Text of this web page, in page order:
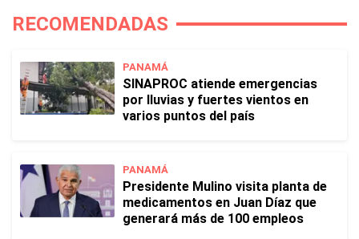
RECOMENDADAS
PANAMÁ
SINAPROC atiende emergencias
por lluvias y fuertes vientos en
varios puntos del país
PANAMÁ
Presidente Mulino visita planta de
medicamentos en Juan Díaz que
generará más de 100 empleos